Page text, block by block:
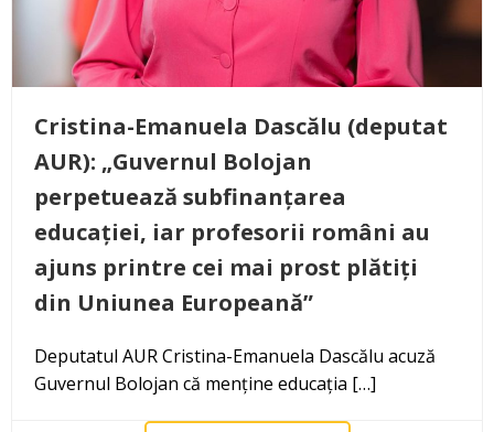
Cristina-Emanuela Dascălu (deputat
AUR): „Guvernul Bolojan
perpetuează subfinanțarea
educației, iar profesorii români au
ajuns printre cei mai prost plătiți
din Uniunea Europeană”
Deputatul AUR Cristina-Emanuela Dascălu acuză
Guvernul Bolojan că menține educația […]